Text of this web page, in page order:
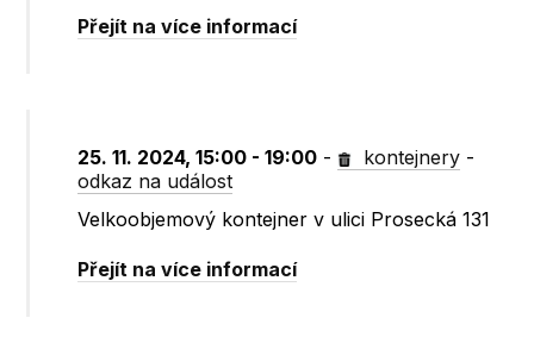
Přejít na více informací
25. 11. 2024, 15:00 - 19:00 - kontejnery -
odkaz na událost
Velkoobjemový kontejner v ulici Prosecká 131
Přejít na více informací